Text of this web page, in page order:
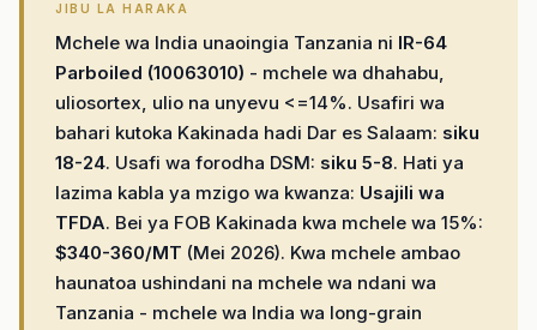
JIBU LA HARAKA
Mchele wa India unaoingia Tanzania ni IR-64
Parboiled (10063010) - mchele wa dhahabu,
uliosortex, ulio na unyevu <=14%. Usafiri wa
bahari kutoka Kakinada hadi Dar es Salaam: siku
18-24. Usafi wa forodha DSM: siku 5-8. Hati ya
lazima kabla ya mzigo wa kwanza: Usajili wa
TFDA. Bei ya FOB Kakinada kwa mchele wa 15%:
$340-360/MT (Mei 2026). Kwa mchele ambao
haunatoa ushindani na mchele wa ndani wa
Tanzania - mchele wa India wa long-grain